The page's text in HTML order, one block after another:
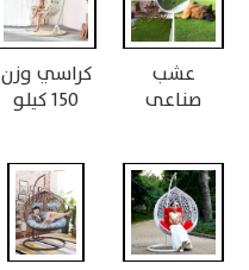
عشب
صناعى
كراسي وزن
150 كيلو